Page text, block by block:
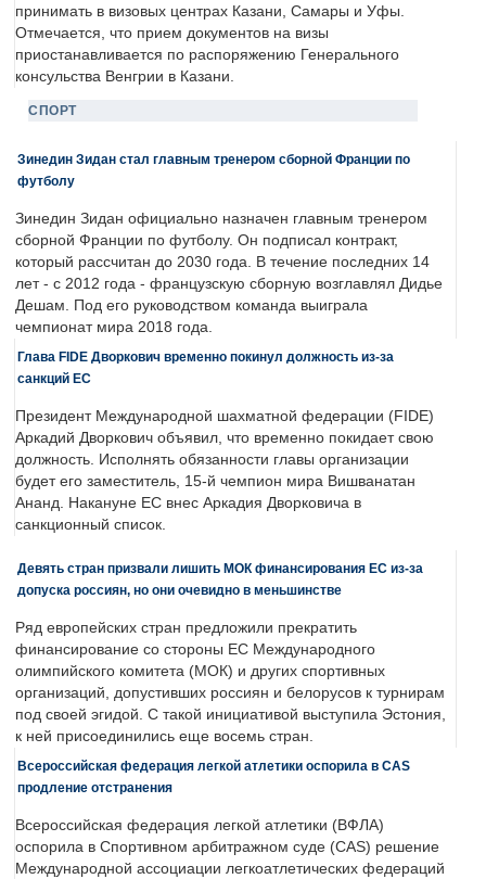
принимать в визовых центрах Казани, Самары и Уфы.
Отмечается, что прием документов на визы
приостанавливается по распоряжению Генерального
консульства Венгрии в Казани.
СПОРТ
Зинедин Зидан стал главным тренером сборной Франции по
футболу
Зинедин Зидан официально назначен главным тренером
сборной Франции по футболу. Он подписал контракт,
который рассчитан до 2030 года. В течение последних 14
лет - с 2012 года - французскую сборную возглавлял Дидье
Дешам. Под его руководством команда выиграла
чемпионат мира 2018 года.
Глава FIDE Дворкович временно покинул должность из-за
санкций ЕС
Президент Международной шахматной федерации (FIDE)
Аркадий Дворкович объявил, что временно покидает свою
должность. Исполнять обязанности главы организации
будет его заместитель, 15-й чемпион мира Вишванатан
Ананд. Накануне ЕС внес Аркадия Дворковича в
санкционный список.
Девять стран призвали лишить МОК финансирования ЕС из-за
допуска россиян, но они очевидно в меньшинстве
Ряд европейских стран предложили прекратить
финансирование со стороны ЕС Международного
олимпийского комитета (МОК) и других спортивных
организаций, допустивших россиян и белорусов к турнирам
под своей эгидой. С такой инициативой выступила Эстония,
к ней присоединились еще восемь стран.
Всероссийская федерация легкой атлетики оспорила в CAS
продление отстранения
Всероссийская федерация легкой атлетики (ВФЛА)
оспорила в Спортивном арбитражном суде (CAS) решение
Международной ассоциации легкоатлетических федераций